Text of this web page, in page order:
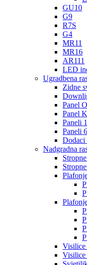
GU10
G9
R7S
G4
MR11
MR16
AR111
LED
Ugradbena
Zidne
Panel
Panel
Paneli
Paneli
Dodaci
Nadgradna